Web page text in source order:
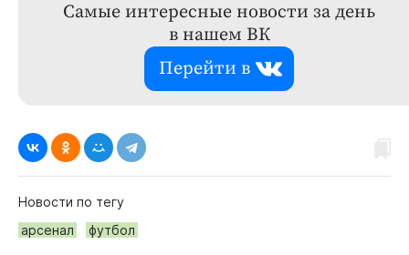
Самые интересные новости за день
в нашем ВК
Перейти в
Новости по тегу
арсенал
футбол